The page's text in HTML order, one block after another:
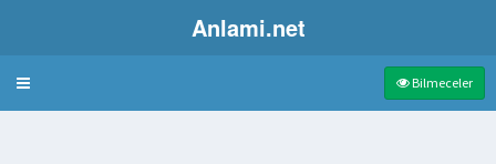
Anlami.net
Bulmaca Bilmeceler